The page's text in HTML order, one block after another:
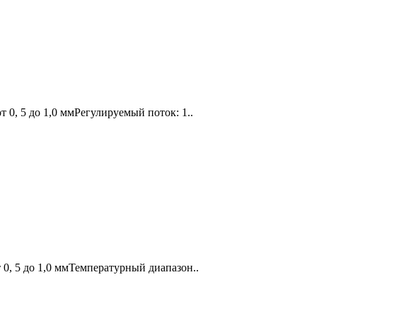
0, 5 до 1,0 ммРегулируемый поток: 1..
5 до 1,0 ммТемпературный диапазон..